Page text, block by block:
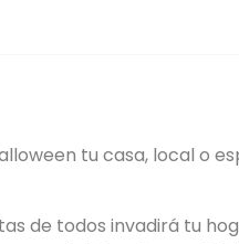
tu casa, local o
de todos invadirá tu